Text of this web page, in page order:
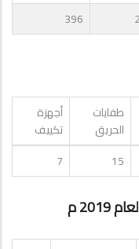
396
طفايات
الحريق
أجهزة
تكييف
15
7
م